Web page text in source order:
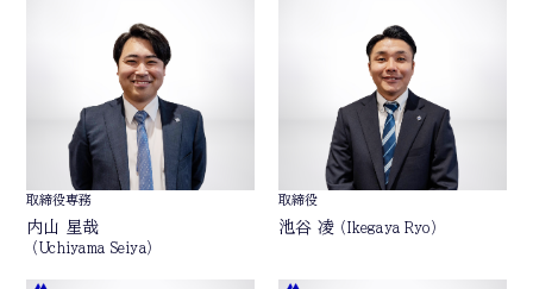
取締役専務
内山 星哉
（Uchiyama Seiya）
取締役
池谷 凌 （Ikegaya Ryo）